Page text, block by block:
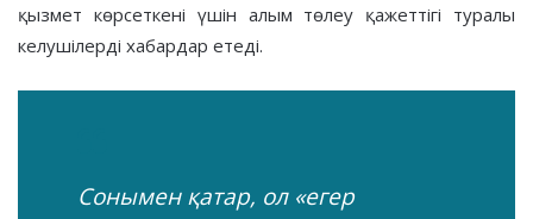
қызмет көрсеткені үшін алым төлеу қажеттігі туралы
келушілерді хабардар етеді.
Сонымен қатар, ол «егер